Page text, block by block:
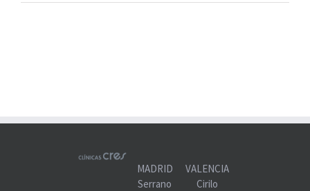
MADRID
Serrano
VALENCIA
Cirilo